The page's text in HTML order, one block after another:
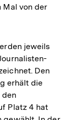
von der
jeweils
Den
erhält die
den
Platz 4 hat